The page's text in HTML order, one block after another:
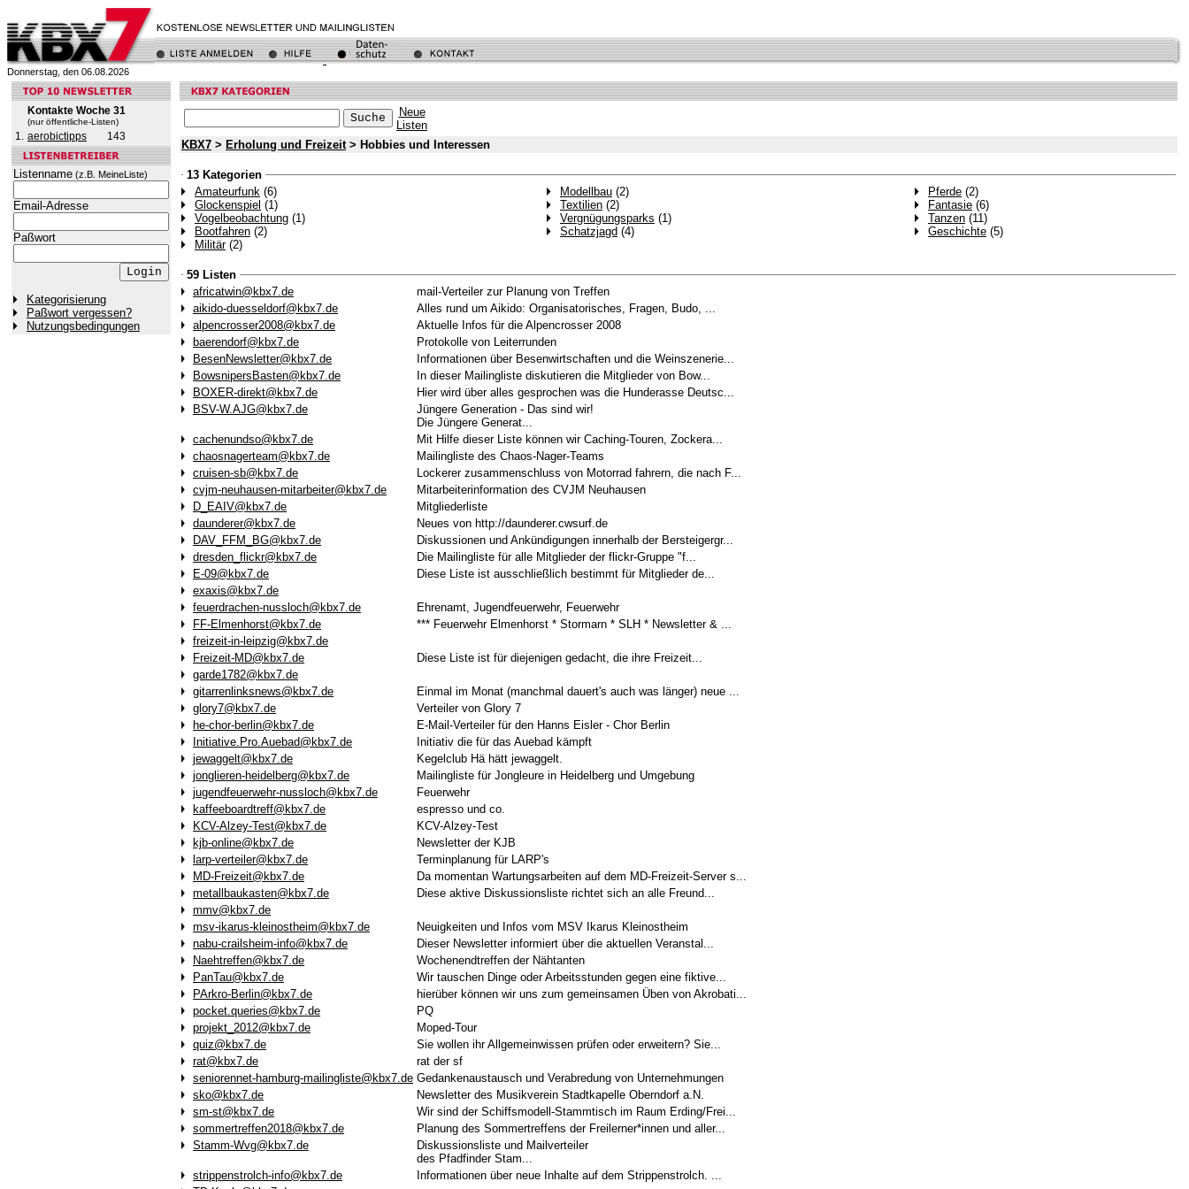
Donnerstag, den 06.08.2026
Kontakte Woche 31
(nur öffentliche-Listen)
1. aerobictipps 143
Listenname (z.B. MeineListe)
Email-Adresse
Paßwort
Kategorisierung
Paßwort vergessen?
Nutzungsbedingungen
Neue
Listen
KBX7 > Erholung und Freizeit> Hobbies und Interessen
13 Kategorien
Amateurfunk (6)
Glockenspiel (1)
Vogelbeobachtung (1)
Bootfahren (2)
Militär(2)
Modellbau (2)
Textilien (2)
Vergnügungsparks (1)
Schatzjagd (4)
Pferde (2)
Fantasie (6)
Tanzen (11)
Geschichte (5)
59 Listen
africatwin@kbx7.de
mail-Verteiler zur Planung von Treffen
aikido-duesseldorf@kbx7.de
Alles rund um Aikido: Organisatorisches, Fragen, Budo, ...
alpencrosser2008@kbx7.de
Aktuelle Infos für die Alpencrosser 2008
baerendorf@kbx7.de
Protokolle von Leiterrunden
BesenNewsletter@kbx7.de
Informationen über Besenwirtschaften und die Weinszenerie...
BowsnipersBasten@kbx7.de
In dieser Mailingliste diskutieren die Mitglieder von Bow...
BOXER-direkt@kbx7.de
Hier wird über alles gesprochen was die Hunderasse Deutsc...
BSV-W.AJG@kbx7.de
Jüngere Generation - Das sind wir!
Die Jüngere Generat...
cachenundso@kbx7.de
Mit Hilfe dieser Liste können wir Caching-Touren, Zockera...
chaosnagerteam@kbx7.de
Mailingliste des Chaos-Nager-Teams
cruisen-sb@kbx7.de
Lockerer zusammenschluss von Motorrad fahrern, die nach F...
cvjm-neuhausen-mitarbeiter@kbx7.de
Mitarbeiterinformation des CVJM Neuhausen
D_EAIV@kbx7.de
Mitgliederliste
daunderer@kbx7.de
Neues von http://daunderer.cwsurf.de
DAV_FFM_BG@kbx7.de
Diskussionen und Ankündigungen innerhalb der Bersteigergr...
dresden_flickr@kbx7.de
Die Mailingliste für alle Mitglieder der flickr-Gruppe "f...
E-09@kbx7.de
Diese Liste ist ausschließlich bestimmt für Mitglieder de...
exaxis@kbx7.de
feuerdrachen-nussloch@kbx7.de
Ehrenamt, Jugendfeuerwehr, Feuerwehr
FF-Elmenhorst@kbx7.de
*** Feuerwehr Elmenhorst * Stormarn * SLH * Newsletter & ...
freizeit-in-leipzig@kbx7.de
Freizeit-MD@kbx7.de
Diese Liste ist für diejenigen gedacht, die ihre Freizeit...
garde1782@kbx7.de
gitarrenlinksnews@kbx7.de
Einmal im Monat (manchmal dauert's auch was länger) neue ...
glory7@kbx7.de
Verteiler von Glory 7
he-chor-berlin@kbx7.de
E-Mail-Verteiler für den Hanns Eisler - Chor Berlin
Initiative.Pro.Auebad@kbx7.de
Initiativ die für das Auebad kämpft
jewaggelt@kbx7.de
Kegelclub Hä hätt jewaggelt.
jonglieren-heidelberg@kbx7.de
Mailingliste für Jongleure in Heidelberg und Umgebung
jugendfeuerwehr-nussloch@kbx7.de
Feuerwehr
kaffeeboardtreff@kbx7.de
espresso und co.
KCV-Alzey-Test@kbx7.de
KCV-Alzey-Test
kjb-online@kbx7.de
Newsletter der KJB
larp-verteiler@kbx7.de
Terminplanung für LARP's
MD-Freizeit@kbx7.de
Da momentan Wartungsarbeiten auf dem MD-Freizeit-Server s...
metallbaukasten@kbx7.de
Diese aktive Diskussionsliste richtet sich an alle Freund...
mmv@kbx7.de
msv-ikarus-kleinostheim@kbx7.de
Neuigkeiten und Infos vom MSV Ikarus Kleinostheim
nabu-crailsheim-info@kbx7.de
Dieser Newsletter informiert über die aktuellen Veranstal...
Naehtreffen@kbx7.de
Wochenendtreffen der Nähtanten
PanTau@kbx7.de
Wir tauschen Dinge oder Arbeitsstunden gegen eine fiktive...
PArkro-Berlin@kbx7.de
hierüber können wir uns zum gemeinsamen Üben von Akrobati...
pocket.queries@kbx7.de
PQ
projekt_2012@kbx7.de
Moped-Tour
quiz@kbx7.de
Sie wollen ihr Allgemeinwissen prüfen oder erweitern? Sie...
rat@kbx7.de
rat der sf
seniorennet-hamburg-mailingliste@kbx7.de Gedankenaustausch und Verabredung von Unternehmungen
sko@kbx7.de
Newsletter des Musikverein Stadtkapelle Oberndorf a.N.
sm-st@kbx7.de
Wir sind der Schiffsmodell-Stammtisch im Raum Erding/Frei...
sommertreffen2018@kbx7.de
Planung des Sommertreffens der Freilerner*innen und aller...
Stamm-Wvg@kbx7.de
Diskussionsliste und Mailverteiler
des Pfadfinder Stam...
strippenstrolch-info@kbx7.de
Informationen über neue Inhalte auf dem Strippenstrolch. ...